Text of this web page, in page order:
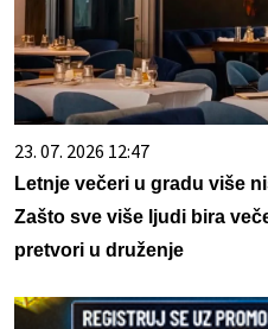
23. 07. 2026 12:47
Letnje večeri u gradu više
Zašto sve više ljudi bira
pretvori u druženje